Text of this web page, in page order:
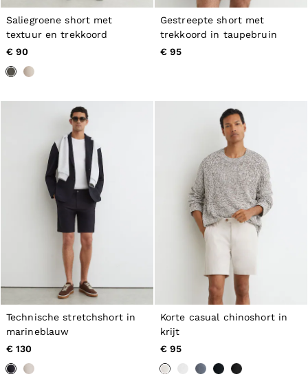
Saliegroene short met
textuur en trekkoord
€ 90
Gestreepte short met
trekkoord in taupebruin
€ 95
Technische stretchshort in
marineblauw
€ 130
Korte casual chinoshort in
krijt
€ 95